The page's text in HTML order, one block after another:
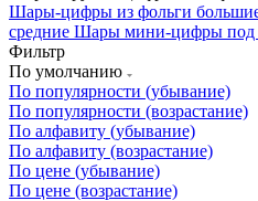
Шары-цифры из фольги
средние Шары мини-цифры под
Фильтр
По умолчанию
По популярности (убывание)
По популярности (возрастание)
По алфавиту (убывание)
По алфавиту (возрастание)
По цене (убывание)
По цене (возрастание)